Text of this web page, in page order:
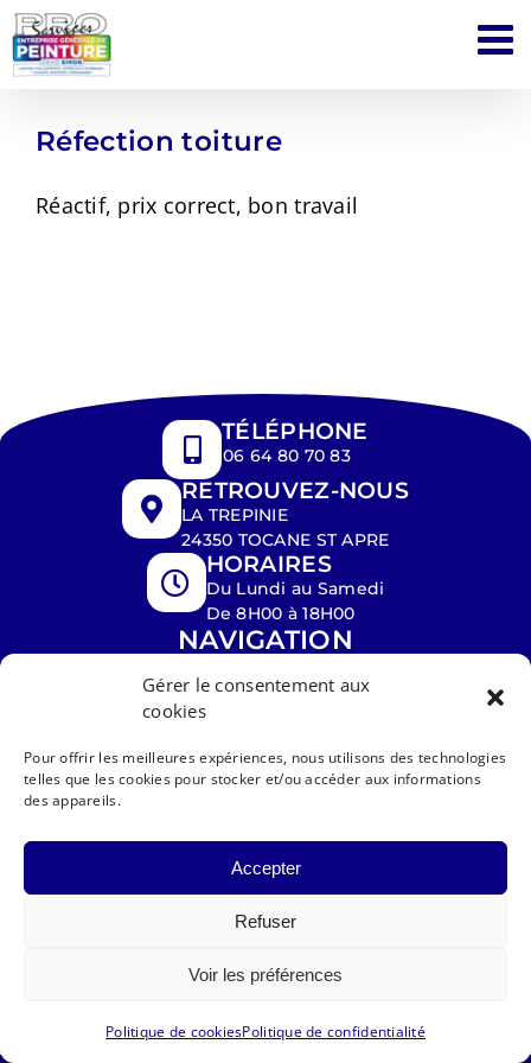
Gérer le consentement aux
cookies
Pour offrir les meilleures expériences, nous utilisons des technologies
telles que les cookies pour stocker et/ou accéder aux informations
des appareils.
Accepter
Refuser
Voir les préférences
Politique de cookiesPolitique de confidentialité
Passer
au
contenu
Réfection toiture
Réactif, prix correct, bon travail
TÉLÉPHONE
06 64 80 70 83
RETROUVEZ-NOUS
LA TREPINIE
24350 TOCANE ST APRE
HORAIRES
Du Lundi au Samedi
De 8H00 à 18H00
NAVIGATION
PLAQUISTE
NETTOYAGE
RÉALISATIONS
CONTACT
Politique de confidentialité